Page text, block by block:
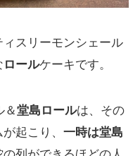
スリーモンシェール
ロールケーキです。
＆堂島ロールは、その
起こり、 一時は堂島